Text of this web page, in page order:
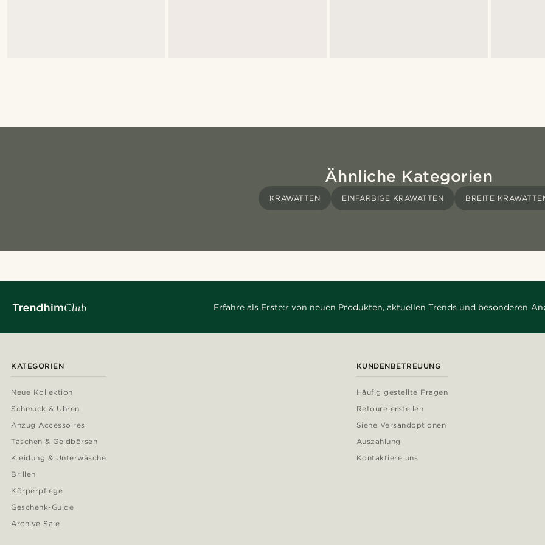
Ähnliche Kategorien
KRAWATTEN EINFARBIGE KRAWATTEN BREITE
Erfahre als Erste:r von neuen Produkten, aktuellen Trends und besonderen
KATEGORIEN
Neue Kollektion
Schmuck & Uhren
Anzug Accessoires
Taschen & Geldbörsen
Kleidung & Unterwäsche
Brillen
Körperpflege
Geschenk-Guide
Archive Sale
KUNDENBETREUUNG
Häufig gestellte Fragen
Retoure erstellen
Siehe Versandoptionen
Auszahlung
Kontaktiere uns